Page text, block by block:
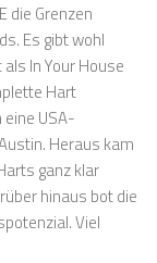
die Grenzen
Es gibt wohl
In Your House
Hart
USA-
Heraus kam
ganz klar
hinaus bot die
Viel